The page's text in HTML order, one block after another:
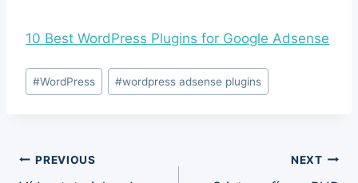
10 Best WordPress Plugins for Google Adsense
Post
Tags:
#WordPress #wordpress adsense plugins
Post
PREVIOUS NEXT